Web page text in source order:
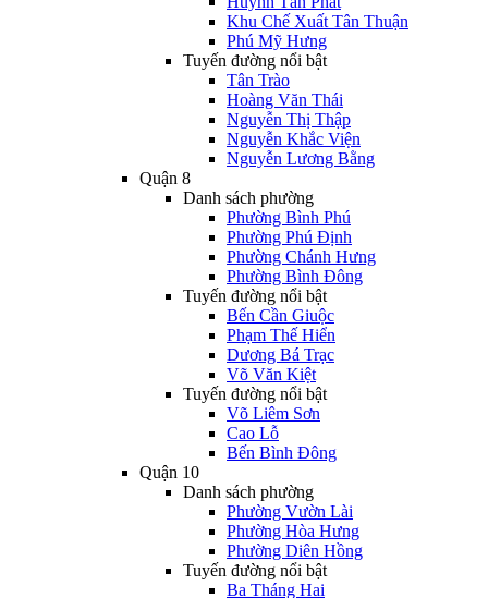
Khu Chế Xuất Tân Thuận
Phú Mỹ Hưng
Tuyến đường nổi bật
Tân Trào
Hoàng Văn Thái
Nguyễn Thị Thập
Nguyễn Khắc Viện
Nguyễn Lương Bằng
Quận 8
Danh sách phường
Phường Bình Phú
Phường Phú Định
Phường Chánh Hưng
Phường Bình Đông
Tuyến đường nổi bật
Bến Cần Giuộc
Phạm Thế Hiển
Dương Bá Trạc
Võ Văn Kiệt
Tuyến đường nổi bật
Võ Liêm Sơn
Cao Lỗ
Bến Bình Đông
Quận 10
Danh sách phường
Phường Vườn Lài
Phường Hòa Hưng
Phường Diên Hồng
Tuyến đường nổi bật
Ba Tháng Hai